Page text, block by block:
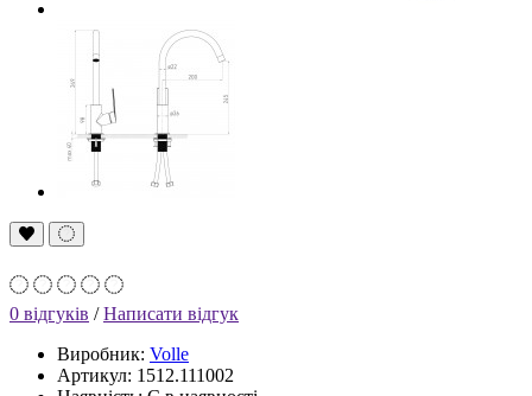
0 відгуків /Написати відгук
Виробник: Volle
Артикул: 1512.111002